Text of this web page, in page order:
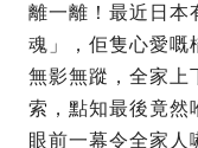
離一離！最近日本
魂」，佢隻心愛嘅
無影無蹤，全家上
索，點知最後竟然
眼前一幕令全家人